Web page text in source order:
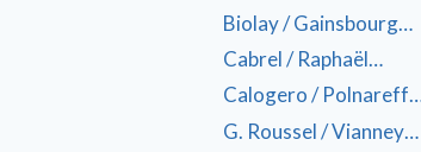
Biolay / Gainsbourg…
Cabrel / Raphaël…
Calogero /
G. Roussel / Vianney…